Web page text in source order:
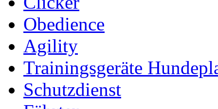
Obedience
Agility
Trainingsgeräte
Schutzdienst